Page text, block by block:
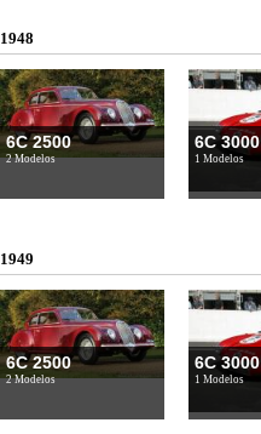
1948
6C 2500
2 Modelos
6C 3000
1 Modelos
1949
6C 2500
2 Modelos
6C 3000
1 Modelos